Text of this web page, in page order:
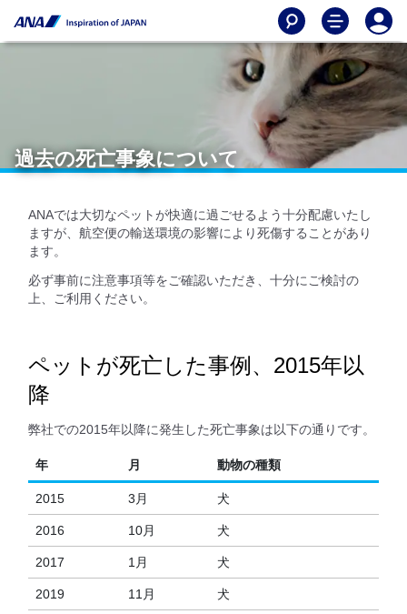
過去の死亡事象について
ANAでは大切なペットが快適に過ごせるよう十分配慮いたし
ますが、航空便の輸送環境の影響により死傷することがあり
ます。
必ず事前に注意事項等をご確認いただき、十分にご検討の
上、ご利用ください。
ペットが死亡した事例、2015年以
降
弊社での2015年以降に発生した死亡事象は以下の通りです。
年 月 動物の種類
2015 3月 犬
2016 10月 犬
2017 1月 犬
2019 11月 犬